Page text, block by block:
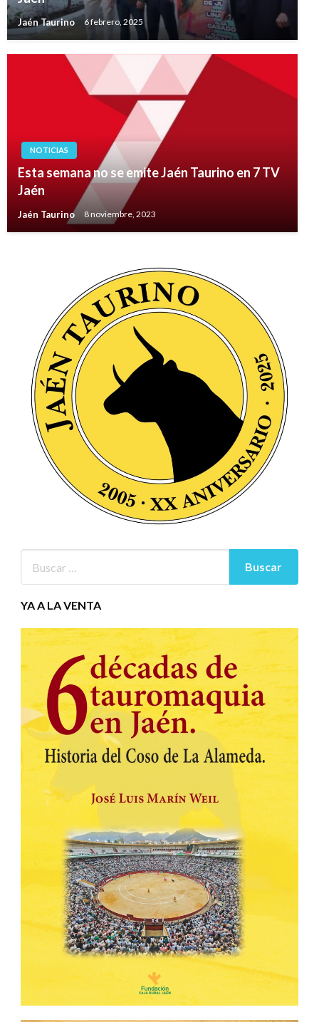
Jaén Taurino 6 febrero, 2025
NOTICIAS
Esta semana no se emite Jaén Taurino en 7 TV
Jaén
Jaén Taurino 8 noviembre, 2023
YA A LA VENTA